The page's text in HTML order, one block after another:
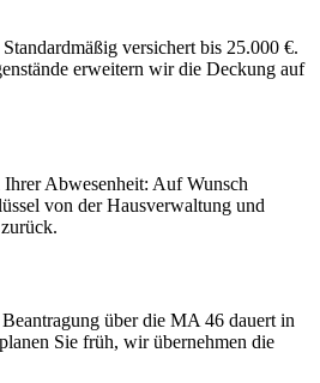
versichert bis 25.000 €.
erweitern wir die Deckung auf
Ihrer Abwesenheit: Auf Wunsch
von der Hausverwaltung und
über die MA 46 dauert in
Sie früh, wir übernehmen die